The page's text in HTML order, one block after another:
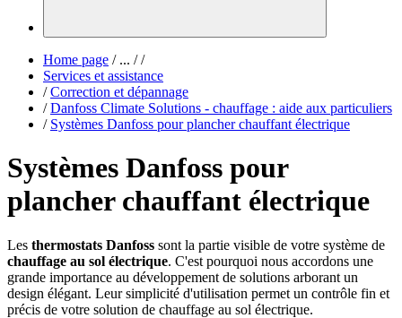
Home page /... / /
Services et assistance
/ Correction et dépannage
/ Danfoss Climate Solutions - chauffage : aide aux particuliers
/ Systèmes Danfoss pour plancher chauffant électrique
Systèmes Danfoss pour
plancher chauffant électrique
Les thermostats Danfoss sont la partie visible de votre système de
chauffage au sol électrique. C'est pourquoi nous accordons une
grande importance au développement de solutions arborant un
design élégant. Leur simplicité d'utilisation permet un contrôle fin et
précis de votre solution de chauffage au sol électrique.